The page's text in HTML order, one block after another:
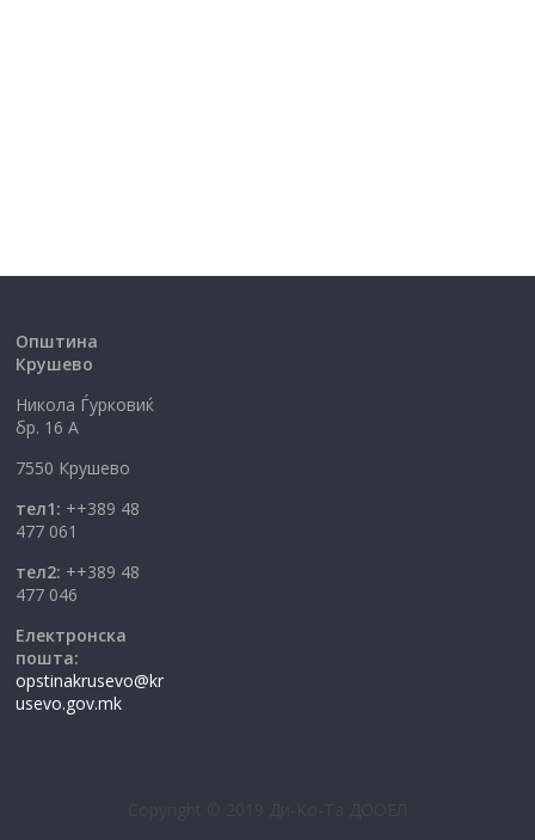
Општина
Крушево
Никола Ѓурковиќ
бр. 16 А
7550 Крушево
тел1: ++389 48
477 061
тел2: ++389 48
477 046
Електронска
пошта:
opstinakrusevo@kr
usevo.gov.mk